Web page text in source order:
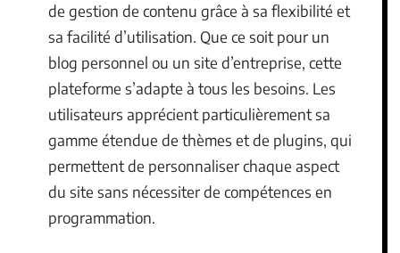
de gestion de contenu grâce à sa flexibilité et
sa facilité d’utilisation. Que ce soit pour un
blog personnel ou un site d’entreprise, cette
plateforme s’adapte à tous les besoins. Les
utilisateurs apprécient particulièrement sa
gamme étendue de thèmes et de plugins, qui
permettent de personnaliser chaque aspect
du site sans nécessiter de compétences en
programmation.